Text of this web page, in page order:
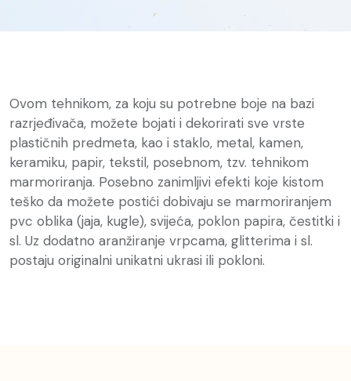
Ovom tehnikom, za koju su potrebne boje na bazi
razrjeđivača, možete bojati i dekorirati sve vrste
plastičnih predmeta, kao i staklo, metal, kamen,
keramiku, papir, tekstil, posebnom, tzv. tehnikom
marmoriranja. Posebno zanimljivi efekti koje kistom
teško da možete postići dobivaju se marmoriranjem
pvc oblika (jaja, kugle), svijeća, poklon papira, čestitki i
sl. Uz dodatno aranžiranje vrpcama, glitterima i sl.
postaju originalni unikatni ukrasi ili pokloni.